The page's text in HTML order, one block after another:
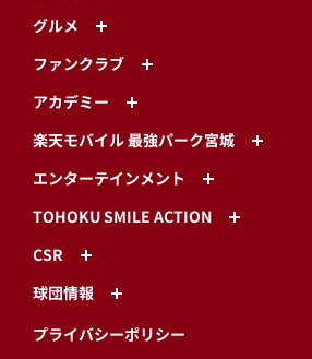
グルメ
ファンクラブ
アカデミー
楽天モバイル 最強パーク宮城
エンターテインメント
TOHOKU SMILE ACTION
CSR
球団情報
プライバシーポリシー